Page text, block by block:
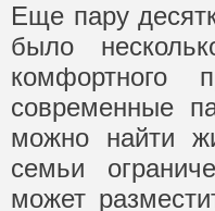
Еще пару
было
комфортного
современные
можно найти
семьи
может